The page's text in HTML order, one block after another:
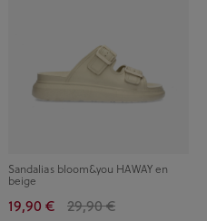
Sandalias bloom&you HAWAY en
beige
19,90 € 29,90 €